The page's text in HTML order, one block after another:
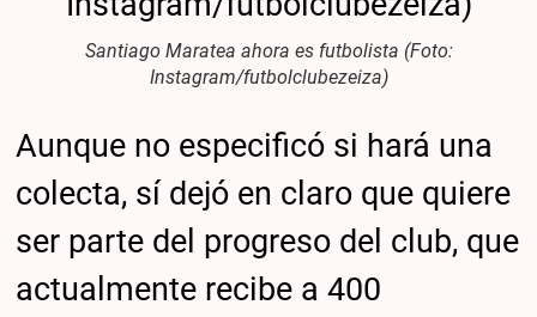
Santiago Maratea ahora es futbolista (Foto:
Instagram/futbolclubezeiza)
Aunque no especificó si hará una
colecta, sí dejó en claro que quiere
ser parte del progreso del club, que
actualmente recibe a 400